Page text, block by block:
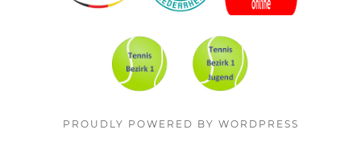
PROUDLY POWERED BY WORDPRESS